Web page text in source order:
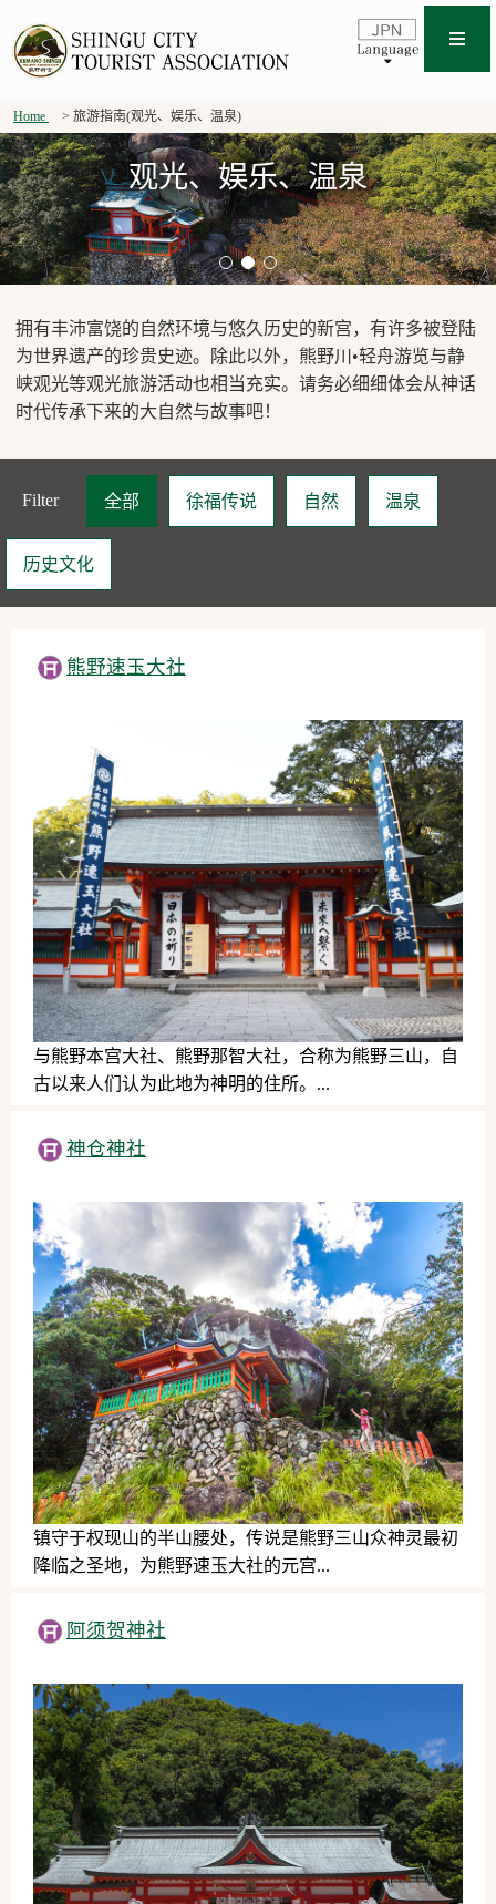
Home 旅游指南(观光、娱乐、温泉)
观光、娱乐、温泉
拥有丰沛富饶的自然环境与悠久历史的新宫，有许多被登陆
为世界遗产的珍贵史迹。除此以外，熊野川•轻舟游览与静
峡观光等观光旅游活动也相当充实。请务必细细体会从神话
时代传承下来的大自然与故事吧！
Filter 全部 徐福传说 自然 温泉
历史文化
熊野速玉大社
与熊野本宫大社、熊野那智大社，合称为熊野三山，自
古以来人们认为此地为神明的住所。...
神仓神社
镇守于权现山的半山腰处，传说是熊野三山众神灵最初
降临之圣地，为熊野速玉大社的元宫...
阿须贺神社